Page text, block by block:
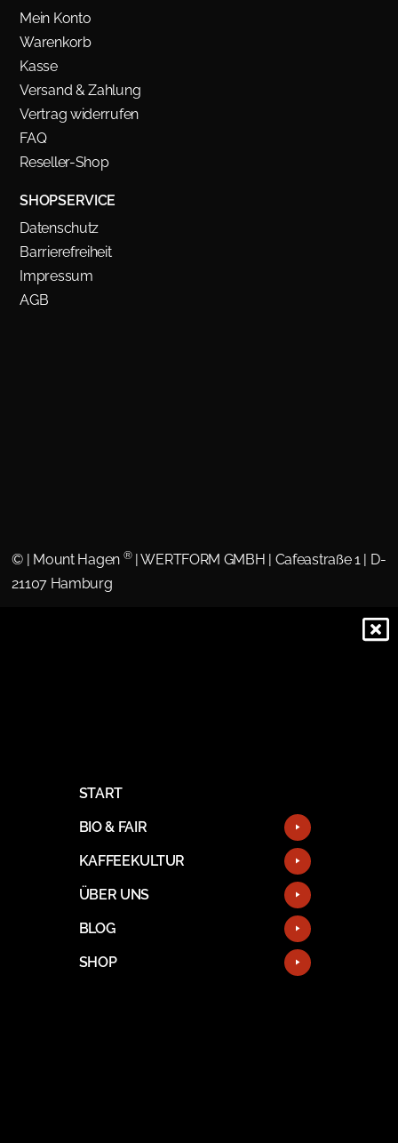
Mein Konto
Warenkorb
Kasse
Versand & Zahlung
Vertrag widerrufen
FAQ
Reseller-Shop
SHOPSERVICE
Datenschutz
Barrierefreiheit
Impressum
AGB
© | Mount Hagen ®| WERTFORM GMBH | Cafeastraße 1 | D-
21107 Hamburg
START
BIO & FAIR
KAFFEEKULTUR
ÜBER UNS
BLOG
SHOP